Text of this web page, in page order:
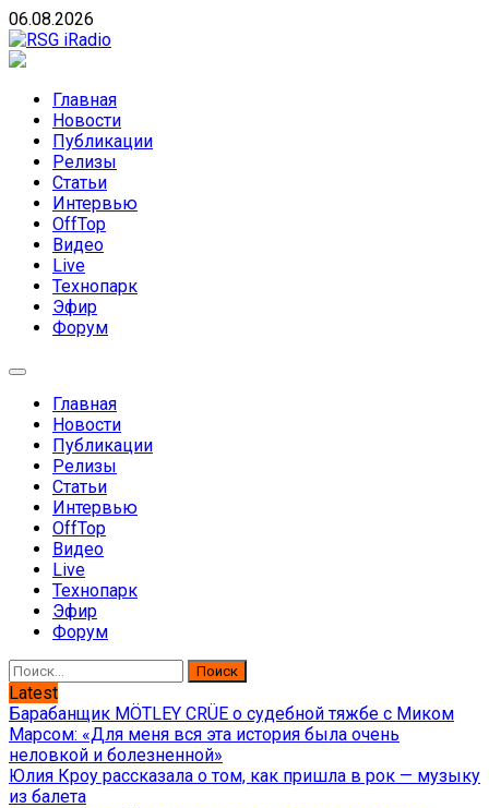
Skip
to
content
06.08.2026
направлений без возрастных ограничений
Главная
Новости
Публикации
Релизы
Статьи
Интервью
OffTop
Видео
Live
Технопарк
Эфир
Форум
Главная
Новости
Публикации
Релизы
Статьи
Интервью
OffTop
Видео
Live
Технопарк
Эфир
Форум
Найти:
Latest
Барабанщик MÖTLEY CRÜE о судебной тяжбе с Миком
Марсом: «Для меня вся эта история была очень
неловкой и болезненной»
Юлия Кроу рассказала о том, как пришла в рок — музыку
из балета